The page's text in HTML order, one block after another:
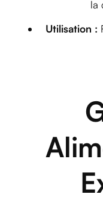
la
Utilisation :